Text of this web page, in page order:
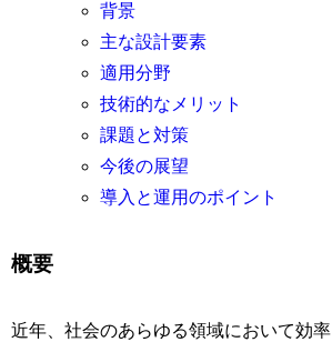
背景
主な設計要素
適用分野
技術的なメリット
課題と対策
今後の展望
導入と運用のポイント
概要
近年、社会のあらゆる領域において効率